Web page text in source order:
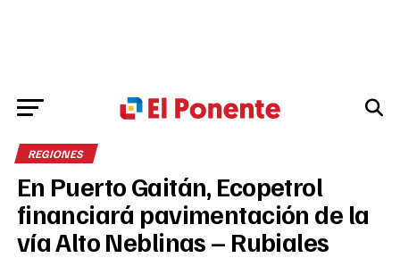
REGIONES
En Puerto Gaitán, Ecopetrol
financiará pavimentación de la
vía Alto Neblinas – Rubiales